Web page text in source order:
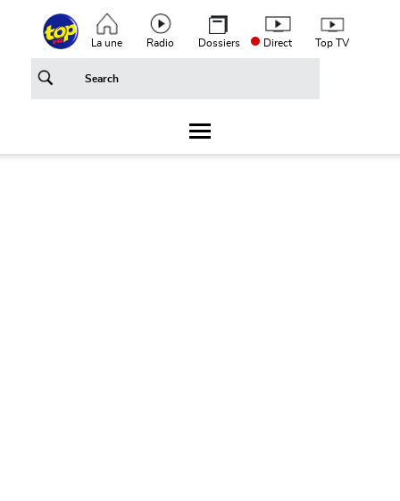
Aller au contenu principalTop header menu
La une Radio Dossiers Direct Top TV